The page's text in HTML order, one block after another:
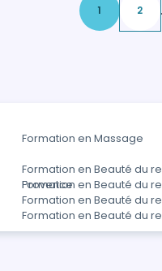
1 2
Formation en Massage
Formation en Beauté du
Provence
Formation en Beauté du
Formation en Beauté du
Formation en Beauté du